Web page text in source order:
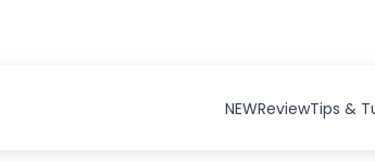
NEWReviewTips &